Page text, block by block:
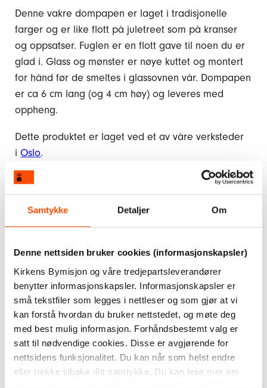
Samtykke Detaljer Om
Denne nettsiden bruker cookies (informasjonskapsler)
Kirkens Bymisjon og våre tredjepartsleverandører
benytter informasjonskapsler. Informasjonskapsler er
små tekstfiler som legges i nettleser og som gjør at vi
kan forstå hvordan du bruker nettstedet, og møte deg
med best mulig informasjon. Forhåndsbestemt valg er
satt til nødvendige cookies. Disse er avgjørende for
nettsidens funksjonalitet. Du kan når som helst endre
eller trekke tilbake ditt samtykke. Du kan lese mer om
Denne vakre dompapen er laget i tradisjonelle
farger og er like flott på juletreet som på kranser
og oppsatser. Fuglen er en flott gave til noen du er
glad i. Glass og mønster er nøye kuttet og montert
for hånd før de smeltes i glassovnen vår. Dompapen
er ca 6 cm lang (og 4 cm høy) og leveres med
oppheng.
Dette produktet er laget ved et av våre verksteder
iOslo.
182 på lager
140,–
i
antall
Legg i handlekurv
Ved å kjøpe våre produkter støtter du vårt arbeid
og bidrar til å skape arbeidsplasser til mennesker
som av ulike grunner er utenfor arbeidslivet.
Kanskje liker du også disse